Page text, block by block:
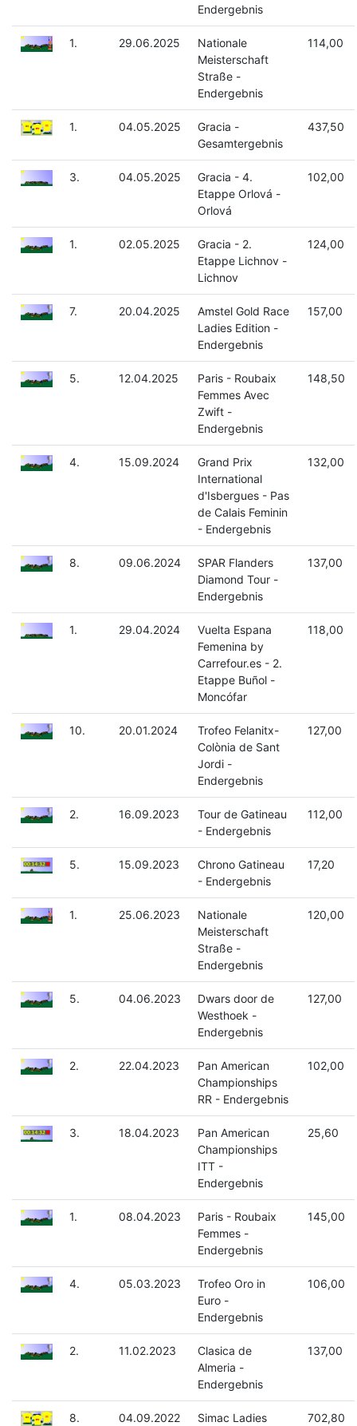
Endergebnis
1. 29.06.2025
Nationale
Meisterschaft
Straße -
Endergebnis
114,00
1. 04.05.2025
Gracia -
Gesamtergebnis
437,50
3. 04.05.2025
Gracia - 4.
Etappe Orlová -
Orlová
102,00
1. 02.05.2025
Gracia - 2.
Etappe Lichnov -
Lichnov
124,00
7. 20.04.2025
Amstel Gold Race
Ladies Edition -
Endergebnis
157,00
5. 12.04.2025
Paris - Roubaix
Femmes Avec
Zwift -
Endergebnis
148,50
4. 15.09.2024
Grand Prix
International
d'Isbergues - Pas
de Calais Feminin
- Endergebnis
132,00
8. 09.06.2024
SPAR Flanders
Diamond Tour -
Endergebnis
137,00
1. 29.04.2024
Vuelta Espana
Femenina by
Carrefour.es - 2.
Etappe Buñol -
Moncófar
118,00
10. 20.01.2024
Trofeo Felanitx-
Colònia de Sant
Jordi -
Endergebnis
127,00
2. 16.09.2023
Tour de Gatineau
- Endergebnis
112,00
5. 15.09.2023
Chrono Gatineau
- Endergebnis
17,20
1. 25.06.2023
Nationale
Meisterschaft
Straße -
Endergebnis
120,00
5. 04.06.2023
Dwars door de
Westhoek -
Endergebnis
127,00
2. 22.04.2023
Pan American
Championships
RR - Endergebnis
102,00
3. 18.04.2023
Pan American
Championships
ITT -
Endergebnis
25,60
1. 08.04.2023
Paris - Roubaix
Femmes -
Endergebnis
145,00
4. 05.03.2023
Trofeo Oro in
Euro -
Endergebnis
106,00
2. 11.02.2023
Clasica de
Almeria -
Endergebnis
137,00
8. 04.09.2022
Simac Ladies
702,80